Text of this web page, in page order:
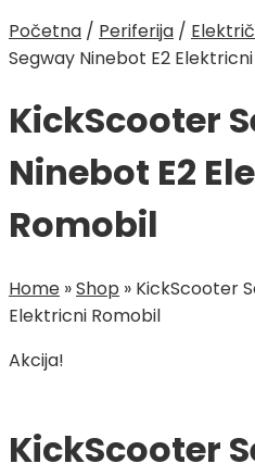
Početna / Periferija /
Segway Ninebot E2
KickScooter
Ninebot E2
Romobil
Home »Shop » KickScooter
Elektricni Romobil
Akcija!
KickScooter